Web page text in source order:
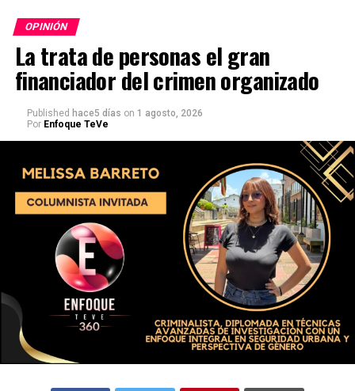
OPINIÓN
La trata de personas el gran
financiador del crimen organizado
Published hace5 días on 1 agosto, 2026
Por Enfoque TeVe